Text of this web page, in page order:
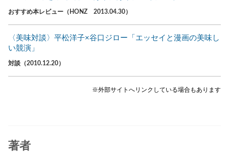
おすすめ本レビュー（HONZ 2013.04.30）
〈美味対談〉平松洋子×谷口ジロー「エッセイと漫画の美味し
い競演」
対談（2010.12.20）
※外部サイトへリンクしている場合もあります
著者